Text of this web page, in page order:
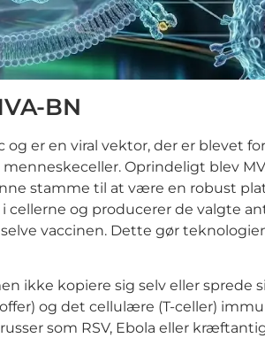
BN
og er en viral vektor, der er blevet
Oprindeligt blev
stamme til at være en robust
og producerer de valgte
vaccinen. Dette gør
ikke kopiere sig selv eller sprede
og det cellulære (T-celler)
som RSV, Ebola eller